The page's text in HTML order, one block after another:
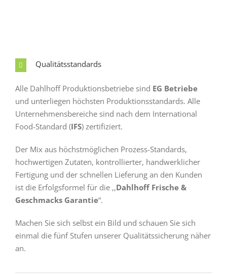
Qualitätsstandards
Alle Dahlhoff Produktionsbetriebe sind EG Betriebe
und unterliegen höchsten Produktionsstandards. Alle
Unternehmensbereiche sind nach dem International
Food-Standard (IFS) zertifiziert.
Der Mix aus höchstmöglichen Prozess-Standards,
hochwertigen Zutaten, kontrollierter, handwerklicher
Fertigung und der schnellen Lieferung an den Kunden
ist die Erfolgsformel für die ,,Dahlhoff Frische &
Geschmacks Garantie“.
Machen Sie sich selbst ein Bild und schauen Sie sich
einmal die fünf Stufen unserer Qualitätssicherung näher
an.